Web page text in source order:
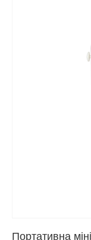
Портативна